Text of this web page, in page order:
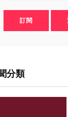
訂閱
分類